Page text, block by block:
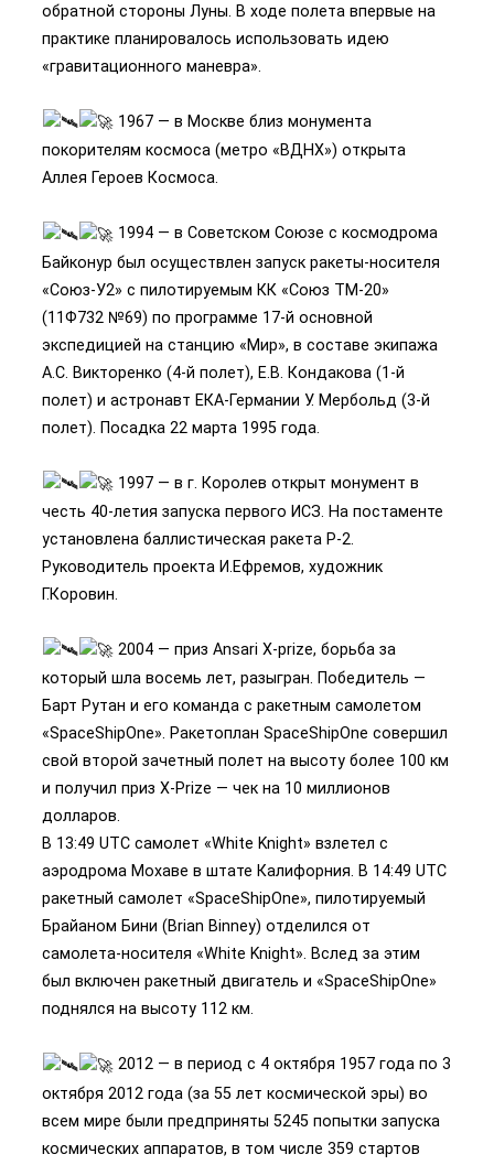
обратной стороны Луны. В ходе полета впервые на
практике планировалось использовать идею
«гравитационного маневра».
1967 — в Москве близ монумента
покорителям космоса (метро «ВДНХ») открыта
Аллея Героев Космоса.
1994 — в Советском Союзе с космодрома
Байконур был осуществлен запуск ракеты-носителя
«Союз-У2» с пилотируемым КК «Союз ТМ-20»
(11Ф732 №69) по программе 17-й основной
экспедицией на станцию «Мир», в составе экипажа
А.С. Викторенко (4-й полет), Е.В. Кондакова (1-й
полет) и астронавт ЕКА-Германии У. Мербольд (3-й
полет). Посадка 22 марта 1995 года.
1997 — в г. Королев открыт монумент в
честь 40-летия запуска первого ИСЗ. На постаменте
установлена баллистическая ракета Р-2.
Руководитель проекта И.Ефремов, художник
Г.Коровин.
2004 — приз Ansari X-prize, борьба за
который шла восемь лет, разыгран. Победитель —
Барт Рутан и его команда с ракетным самолетом
«SpaceShipOne». Ракетоплан SpaceShipOne совершил
свой второй зачетный полет на высоту более 100 км
и получил приз X-Prize — чек на 10 миллионов
долларов.
В 13:49 UTC самолет «White Knight» взлетел с
аэродрома Мохаве в штате Калифорния. В 14:49 UTC
ракетный самолет «SpaceShipOne», пилотируемый
Брайаном Бини (Brian Binney) отделился от
самолета-носителя «White Knight». Вслед за этим
был включен ракетный двигатель и «SpaceShipOne»
поднялся на высоту 112 км.
2012 — в период с 4 октября 1957 года по 3
октября 2012 года (за 55 лет космической эры) во
всем мире были предприняты 5245 попытки запуска
космических аппаратов, в том числе 359 стартов